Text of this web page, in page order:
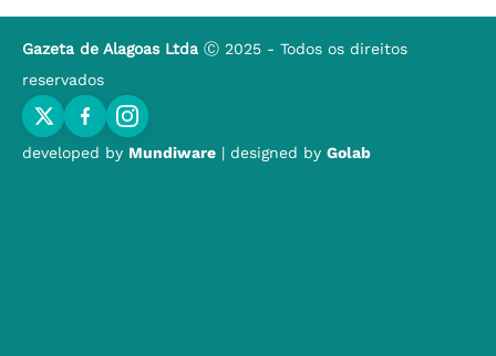
Gazeta de Alagoas Ltda Ⓒ 2025 - Todos os direitos
reservados
developed by Mundiware | designed by Golab